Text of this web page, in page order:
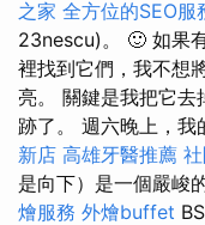
之家 全方位的SEO服
23nescu)。 🙂 如果
裡找到它們，我不想
亮。 關鍵是我把它去
跡了。 週六晚上，
新店 高雄牙醫推薦
是向下）是一個嚴峻
燴服務 外燴buffet